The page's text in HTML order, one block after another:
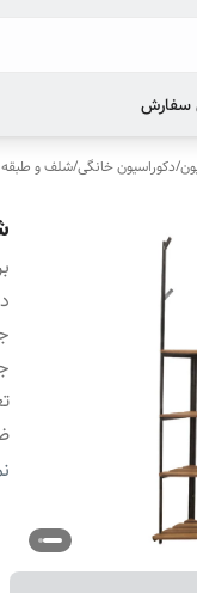
سفارش
/دکوراسیون خانگی/شلف و طبقه